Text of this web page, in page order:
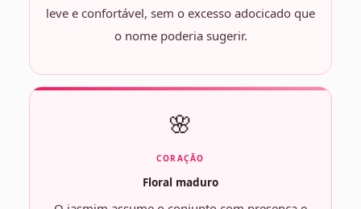
leve e confortável, sem o excesso adocicado que
o nome poderia sugerir.
🌸
CORAÇÃO
Floral maduro